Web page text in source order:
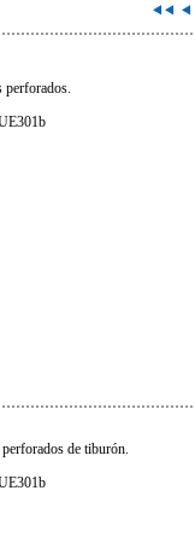
perforados.
de tiburón.